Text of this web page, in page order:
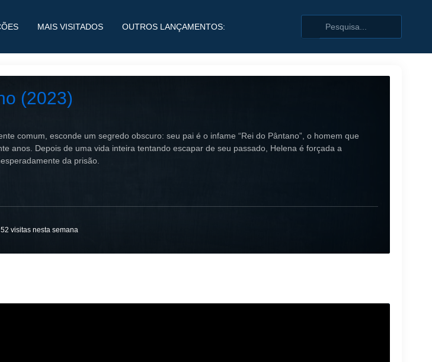
MAIS VISITADOS OUTROS LANÇAMENTOS:
(2023)
comum, esconde um segredo obscuro: seu pai é o infame “Rei do Pântano”, o homem que
anos. Depois de uma vida inteira tentando escapar de seu passado, Helena é forçada a
da prisão.
52 visitas nesta semana